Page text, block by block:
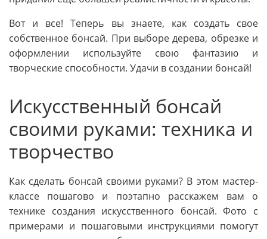
Вот и все! Теперь вы знаете, как создать свое
собственное бонсай. При выборе дерева, обрезке и
оформлении используйте свою фантазию и
творческие способности. Удачи в создании бонсай!
Искусственный бонсай
своими руками: техника и
творчество
Как сделать бонсай своими руками? В этом мастер-
классе пошагово и поэтапно расскажем вам о
технике создания искусственного бонсай. Фото с
примерами и пошаговыми инструкциями помогут